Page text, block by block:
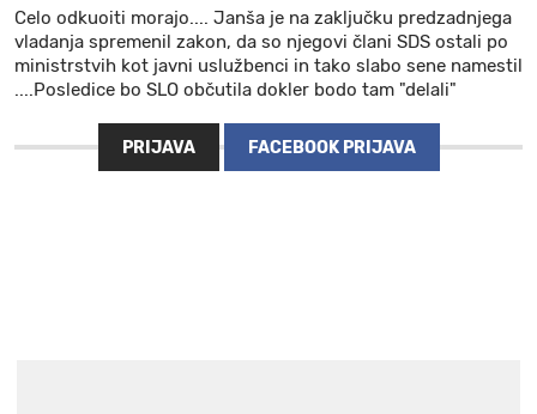
Celo odkuoiti morajo.... Janša je na zaključku predzadnjega
vladanja spremenil zakon, da so njegovi člani SDS ostali po
ministrstvih kot javni uslužbenci in tako slabo sene namestil
....Posledice bo SLO občutila dokler bodo tam "delali"
PRIJAVA FACEBOOK PRIJAVA